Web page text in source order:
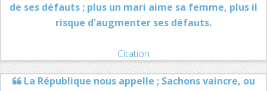
de ses défauts ; plus un mari aime sa femme, plus il
risque d'augmenter ses défauts.
Citation
La République nous appelle ; Sachons vaincre, ou